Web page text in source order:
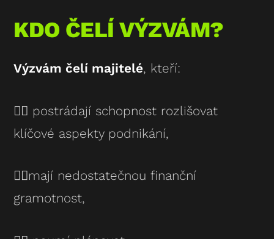
KDO ČELÍ VÝZVÁM?
Výzvám čelí majitelé, kteří:
👉🏻 postrádají schopnost rozlišovat
klíčové aspekty podnikání,
👉🏻mají nedostatečnou finanční
gramotnost,